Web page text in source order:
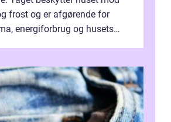
frost og er afgørende for
energiforbrug og husets